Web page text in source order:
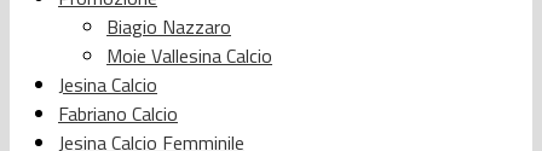
Biagio Nazzaro
Moie Vallesina Calcio
Jesina Calcio
Fabriano Calcio
Jesina Calcio Femminile